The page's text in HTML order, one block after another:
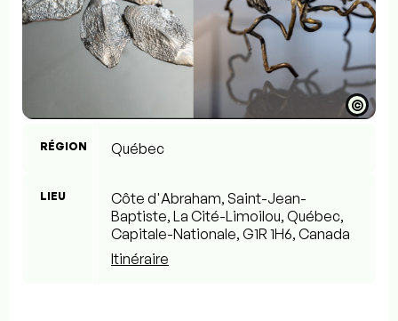
©
RÉGION Québec
LIEU
Côte d'Abraham, Saint-Jean-
Baptiste, La Cité-Limoilou, Québec,
Capitale-Nationale, G1R 1H6, Canada
Itinéraire